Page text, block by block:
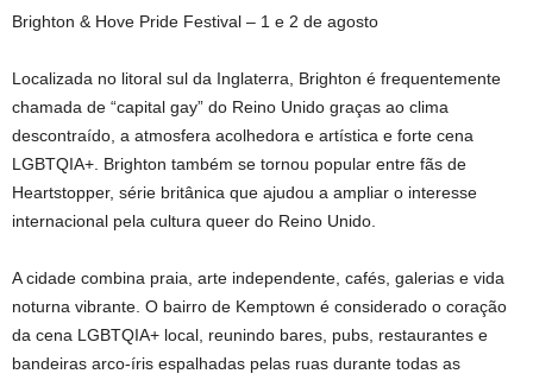
Brighton & Hove Pride Festival – 1 e 2 de agosto
Localizada no litoral sul da Inglaterra, Brighton é frequentemente
chamada de “capital gay” do Reino Unido graças ao clima
descontraído, a atmosfera acolhedora e artística e forte cena
LGBTQIA+. Brighton também se tornou popular entre fãs de
Heartstopper, série britânica que ajudou a ampliar o interesse
internacional pela cultura queer do Reino Unido.
A cidade combina praia, arte independente, cafés, galerias e vida
noturna vibrante. O bairro de Kemptown é considerado o coração
da cena LGBTQIA+ local, reunindo bares, pubs, restaurantes e
bandeiras arco-íris espalhadas pelas ruas durante todas as